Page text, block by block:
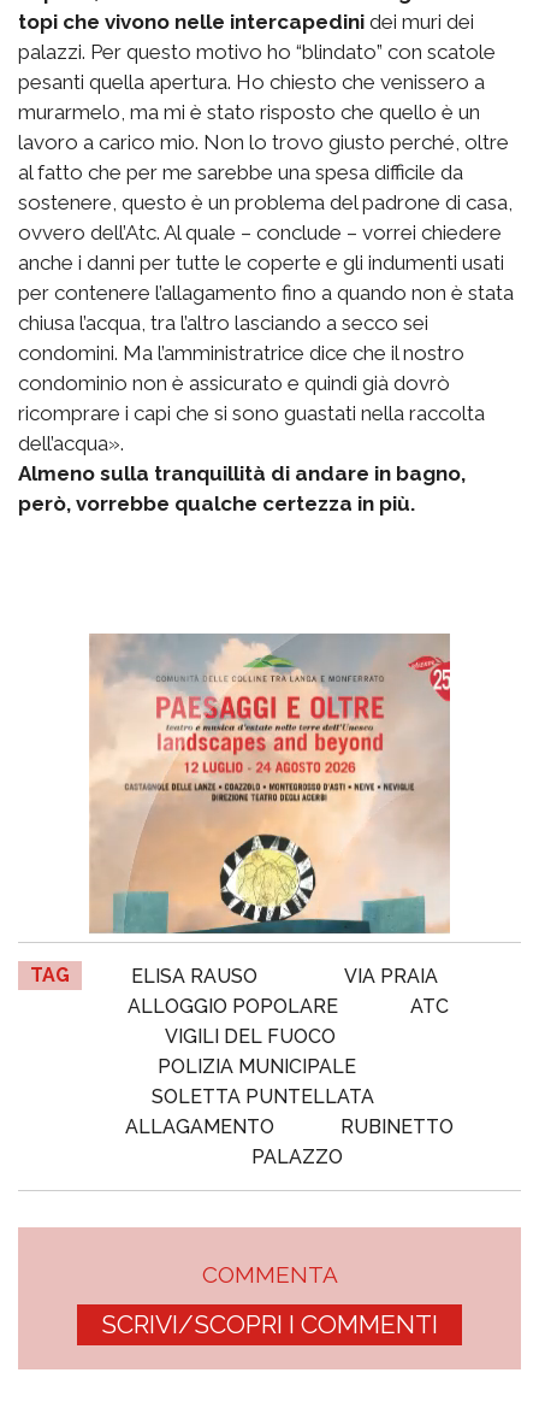
topi che vivono nelle intercapedini dei muri dei
palazzi. Per questo motivo ho “blindato” con scatole
pesanti quella apertura. Ho chiesto che venissero a
murarmelo, ma mi è stato risposto che quello è un
lavoro a carico mio. Non lo trovo giusto perché, oltre
al fatto che per me sarebbe una spesa difficile da
sostenere, questo è un problema del padrone di casa,
ovvero dell’Atc. Al quale – conclude – vorrei chiedere
anche i danni per tutte le coperte e gli indumenti usati
per contenere l’allagamento fino a quando non è stata
chiusa l’acqua, tra l’altro lasciando a secco sei
condomini. Ma l’amministratrice dice che il nostro
condominio non è assicurato e quindi già dovrò
ricomprare i capi che si sono guastati nella raccolta
dell’acqua».
Almeno sulla tranquillità di andare in bagno,
però, vorrebbe qualche certezza in più.
TAG ELISA RAUSO
VIA PRAIA
ALLOGGIO POPOLARE
ATC
VIGILI DEL FUOCO
POLIZIA MUNICIPALE
SOLETTA PUNTELLATA
ALLAGAMENTO
RUBINETTO
PALAZZO
COMMENTA
SCRIVI/SCOPRI I COMMENTI